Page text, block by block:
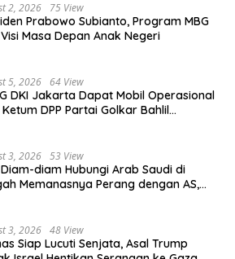
2, 2026 75 View
Prabowo Subianto, Program MBG
Masa Depan Anak Negeri
5, 2026 64 View
DKI Jakarta Dapat Mobil Operasional
DPP Partai Golkar Bahlil
3, 2026 53 View
diam Hubungi Arab Saudi di
Memanasnya Perang dengan AS,
3, 2026 48 View
Siap Lucuti Senjata, Asal Trump